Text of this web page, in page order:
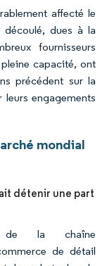
affecté le
découlé, dues à la
fournisseurs
capacité, ont
précédent sur la
engagements
mondial
détenir une part
de la chaîne
de détail